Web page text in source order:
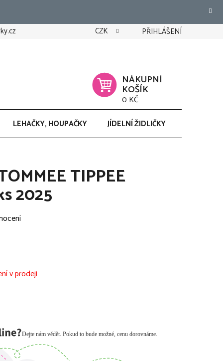
CZK PŘIHLÁŠENÍ
NÁKUPNÍ
KOŠÍK
0 KČ
LEHAČKY, HOUPAČKY JÍDELNÍ ŽIDLIČKY
TIPPEE
2025
v prodeji